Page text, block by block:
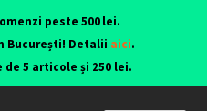
peste 500 lei.
București! Detalii aici.
5 articole și 250 lei.